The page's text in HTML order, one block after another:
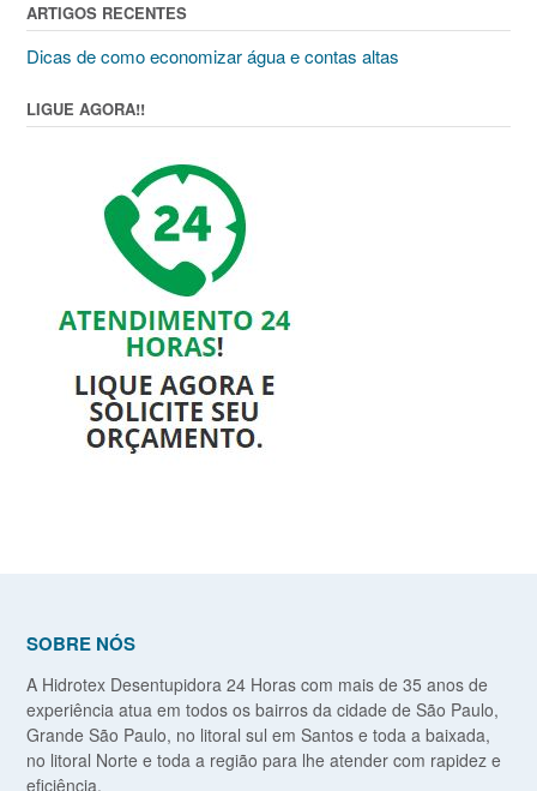
ARTIGOS RECENTES
Dicas de como economizar água e contas altas
LIGUE AGORA!!
SOBRE NÓS
A Hidrotex Desentupidora 24 Horas com mais de 35 anos de
experiência atua em todos os bairros da cidade de São Paulo,
Grande São Paulo, no litoral sul em Santos e toda a baixada,
no litoral Norte e toda a região para lhe atender com rapidez e
eficiência.